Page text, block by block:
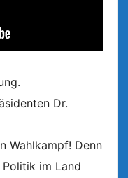
Dr.
Wahlkampf! Denn
im Land